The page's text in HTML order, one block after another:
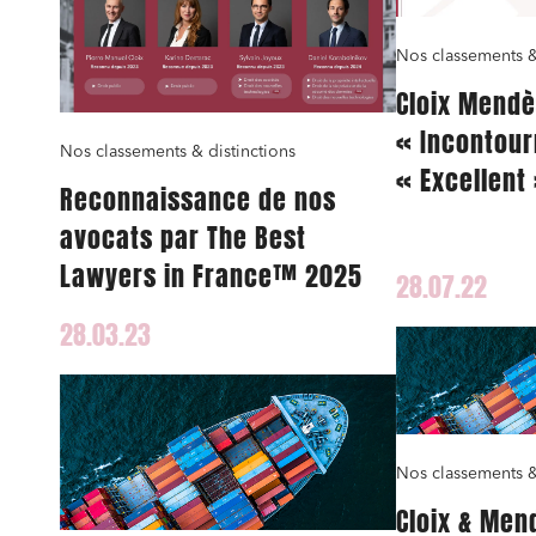
Nos classements & distinctions
Reconnaissance de nos
avocats par The Best
Lawyers in France™ 2025
Nos classements
Cloix
«
«
28.03.23
28.07.22
Nos classements
Cloix &
Droit
Projets
Droit